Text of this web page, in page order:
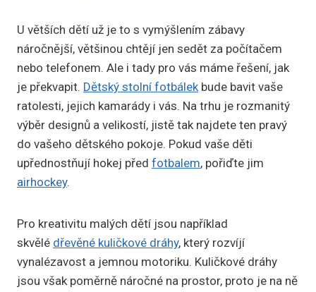
U větších dětí už je to s vymýšlením zábavy
náročnější, většinou chtějí jen sedět za počítačem
nebo telefonem. Ale i tady pro vás máme řešení, jak
je překvapit. Dětský stolní fotbálek bude bavit vaše
ratolesti, jejich kamarády i vás. Na trhu je rozmanitý
výběr designů a velikostí, jistě tak najdete ten pravý
do vašeho dětského pokoje. Pokud vaše děti
upřednostňují hokej před fotbalem, pořiďte jim
airhockey.
Pro kreativitu malých dětí jsou například
skvělé dřevěné kuličkové dráhy, který rozvíjí
vynalézavost a jemnou motoriku. Kuličkové dráhy
jsou však poměrně náročné na prostor, proto je na ně